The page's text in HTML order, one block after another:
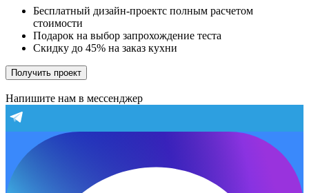
Бесплатный дизайн-проектс полным расчетом
стоимости
Подарок на выбор запрохождение теста
Скидку до 45% на заказ кухни
Получить проект
Напишите нам в мессенджер